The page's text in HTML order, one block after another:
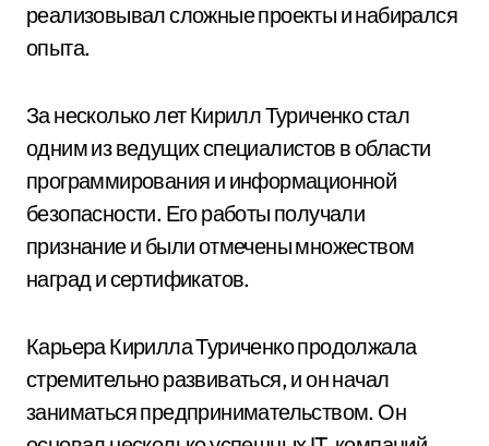
реализовывал сложные проекты и набирался
опыта.
За несколько лет Кирилл Туриченко стал
одним из ведущих специалистов в области
программирования и информационной
безопасности. Его работы получали
признание и были отмечены множеством
наград и сертификатов.
Карьера Кирилла Туриченко продолжала
стремительно развиваться, и он начал
заниматься предпринимательством. Он